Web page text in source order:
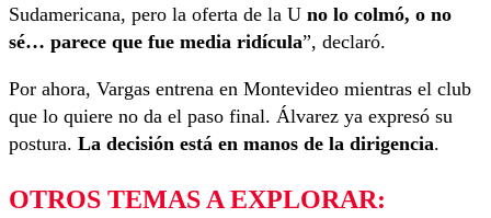
Sudamericana, pero la oferta de la U no lo colmó, o no
sé… parece que fue media ridícula”, declaró.
Por ahora, Vargas entrena en Montevideo mientras el club
que lo quiere no da el paso final. Álvarez ya expresó su
postura. La decisión está en manos de la dirigencia.
OTROS TEMAS A EXPLORAR: